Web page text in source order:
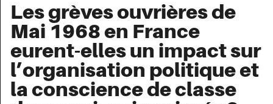
Les grèves ouvrières de
Mai 1968 en France
eurent-elles un impact sur
l’organisation politique et
la conscience de classe